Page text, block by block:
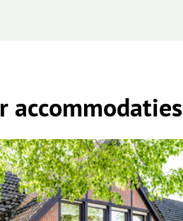
accommodaties